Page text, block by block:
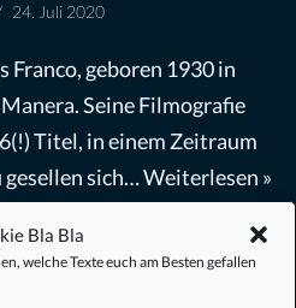
Bla Bla
welche Texte euch am Besten gefallen
24. Juli 2020
Franco, geboren 1930 in
Seine Filmografie
Titel, in einem Zeitraum
gesellen sich…Weiterlesen »